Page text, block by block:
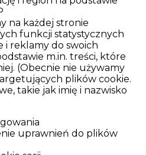
na każdej stronie
funkcji statystycznych
i reklamy do swoich
m.in. treści, które
(Obecnie nie używamy
plików cookie.
takie jak imię i nazwisko
uprawnień do plików